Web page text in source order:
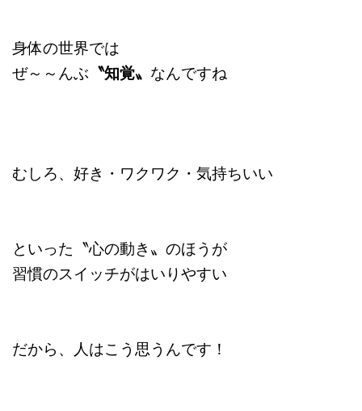
身体の世界では
ぜ～～んぶ 〝知覚〟 なんですね
むしろ、好き・ワクワク・気持ちいい
といった〝心の動き〟のほうが
習慣のスイッチがはいりやすい
だから、人はこう思うんです！